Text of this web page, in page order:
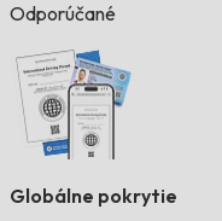
Odporúčané
Globálne pokrytie